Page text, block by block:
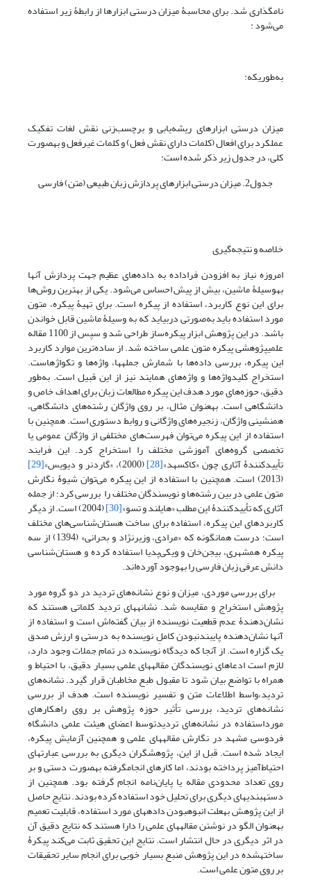
نامگذاری شد. برای محاسبۀ میزان درستی ابزارها از رابطۀ زیر استفاده
می‌شود :
به‌طوری‎که:
میزان درستی ابزارهای ریشه‌یابی و برچسب‌زنی نقش لغات تفکیک
عملکرد برای افعال (کلمات دارای نقش فعل) و کلمات غیرفعل و به‎صورت
کلی، در جدول زیر ذکر شده است:
جدول2. میزان درستی ابزارهای پردازش زبان طبیعی (متن) فارسی
خلاصه و نتیجه‌گیری
امروزه نیاز به افزودن فراداده به داده‌های عظیم جهت پردازش آنها
به‎وسیلۀ ماشین، بیش از پیش احساس می‌شود. یکی از بهترین روش‌ها
برای این نوع کاربرد، استفاده از پیکره است. برای تهیۀ پیکره، متون
مورد استفاده باید به‌صورتی دربیاید که به وسیلۀ ماشین قابل خواندن
باشد. در این پژوهش ابزار پیکره‌ساز طراحی شد و سپس از 1100 مقاله
علمی‎پژوهشی پیکره متون علمی ساخته شد. از ساده‌ترین موارد کاربرد
این پیکره، بررسی داده‌ها با شمارش جمله‎ها، واژه‌ها و تکواژهاست.
استخراج کلیدواژه‌ها و واژه‌های همایند نیز از این قبیل است. به‌طور
دقیق، حوزه‌های مورد هدف این پیکره مطالعات زبان برای اهداف خاص و
دانشگاهی است. به‎عنوان مثال، بر روی واژگان رشته‌های دانشگاهی،
همنشینی واژگان، زنجیره‌های واژگانی و روابط دستوری است. همچنین با
استفاده از این پیکره می‌توان فهرست‌های مختلفی از واژگان عمومی یا
تخصصی گروه‌های آموزشی مختلف را استخراج کرد. این فرایند
تأییدکنندۀ آثاری چون «کاکسهد»[28] (2000)، «گاردنر و دیویس» [29]
(2013) است. همچنین با استفاده از این پیکره می‌توان شیوۀ نگارش
متون علمی در بین رشته‌ها و نویسندگان مختلف را بررسی کرد؛ از جمله
آثاری که تأییدکنندۀ این مطلب «هایلند و تسو»[30] (2004) است. از دیگر
کاربردهای این پیکره، استفاده برای ساخت هستان‌شناسی‌های مختلف
است؛ درست همان‎گونه که «مرادی، وزیرنژاد و بحرانی» (1394) از سه
پیکره همشهری، بیجن‌خان و ویکی‌پدیا استفاده کرده‌ و هستان‌شناسی
دانش عرفی زبان فارسی را به‎وجود آورده‌اند.
برای بررسی موردی، میزان و نوع نشانه‌های تردید در دو گروه مورد
پژوهش استخراج و مقایسه شد. نشانه‎های تردید کلماتی هستند که
نشان‌دهندۀ عدم قطعیت نویسنده از بیان گفته‌اش است و استفاده از
آنها نشان‌دهنده پایبندنبودن کاملِ نویسنده به درستی و ارزش صدق
یک گزاره است. از آنجا که دیدگاه نویسنده در تمام جملات وجود دارد،
لازم است ادعاهای نویسندگان مقاله‎های علمی بسیار دقیق، با احتیاط و
همراه با تواضع بیان شود تا مقبول طبع مخاطبان قرار گیرد. نشانه‌های
تردید،واسط اطلاعات متن و تفسیر نویسنده است. هدف از بررسی
نشانه‌های تردید، بررسی تأثیر حوزه پژوهش بر روی راهکارهای
مورداستفاده در نشانه‌های تردیدتوسط اعضای هیئت علمی دانشگاه
فردوسی مشهد در نگارش مقاله‎های علمی و همچنین آزمایش پیکره،
ایجاد شده است. قبل از این، پژوهشگران دیگری به بررسی عبارت‎های
احتیاط‌آمیز پرداخته بودند، اما کارهای انجام‎گرفته به‎صورت دستی و بر
روی تعداد محدودی مقاله یا پایان‌نامه انجام گرفته بود. همچنین از
دسته‎بندی‎های دیگری برای تحلیل خود استفاده کرده بودند. نتایج حاصل
از این پژوهش به‎علت انبوه‎بودن داده‎های مورد استفاده، قابلیت تعمیم
به‎عنوان الگو در نوشتن مقاله‎های علمی را دارا هستند که نتایج دقیق آن
در اثر دیگری در حال انتشار است. نتایج این تحقیق ثابت می‌کند پیکرۀ
ساخته‎شده در این پژوهش منبع بسیار خوبی برای انجام سایر تحقیقات
بر روی متون علمی است.